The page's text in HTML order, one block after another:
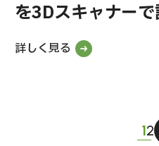
を3Dスキャナー
詳しく見る
12